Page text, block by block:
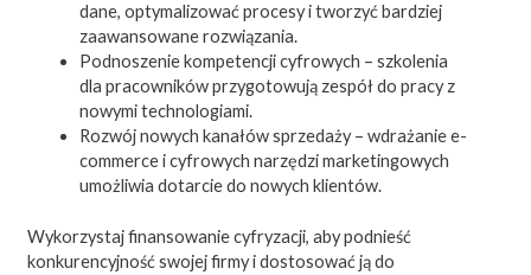
dane, optymalizować procesy i tworzyć bardziej
zaawansowane rozwiązania.
Podnoszenie kompetencji cyfrowych – szkolenia
dla pracowników przygotowują zespół do pracy z
nowymi technologiami.
Rozwój nowych kanałów sprzedaży – wdrażanie e-
commerce i cyfrowych narzędzi marketingowych
umożliwia dotarcie do nowych klientów.
Wykorzystaj finansowanie cyfryzacji, aby podnieść
konkurencyjność swojej firmy i dostosować ją do